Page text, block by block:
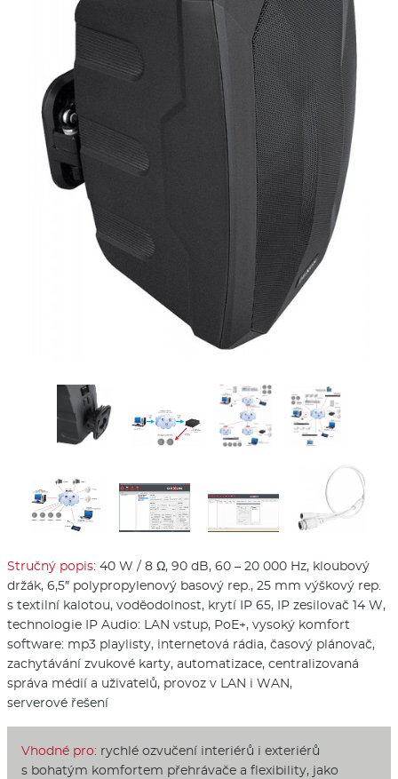
Stručný popis: 40 W / 8 Ω, 90 dB, 60 – 20 000 Hz, kloubový
držák, 6,5″ polypropylenový basový rep., 25 mm výškový rep.
s textilní kalotou, voděodolnost, krytí IP 65, IP zesilovač 14 W,
technologie IP Audio: LAN vstup, PoE+, vysoký komfort
software: mp3 playlisty, internetová rádia, časový plánovač,
zachytávání zvukové karty, automatizace, centralizovaná
správa médií a uživatelů, provoz v LAN i WAN,
serverové řešení
Vhodné pro: rychlé ozvučení interiérů i exteriérů
s bohatým komfortem přehrávače a flexibility, jako